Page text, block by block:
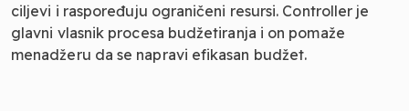
ciljevi i raspoređuju ograničeni resursi. Controller je
glavni vlasnik procesa budžetiranja i on pomaže
menadžeru da se napravi efikasan budžet.